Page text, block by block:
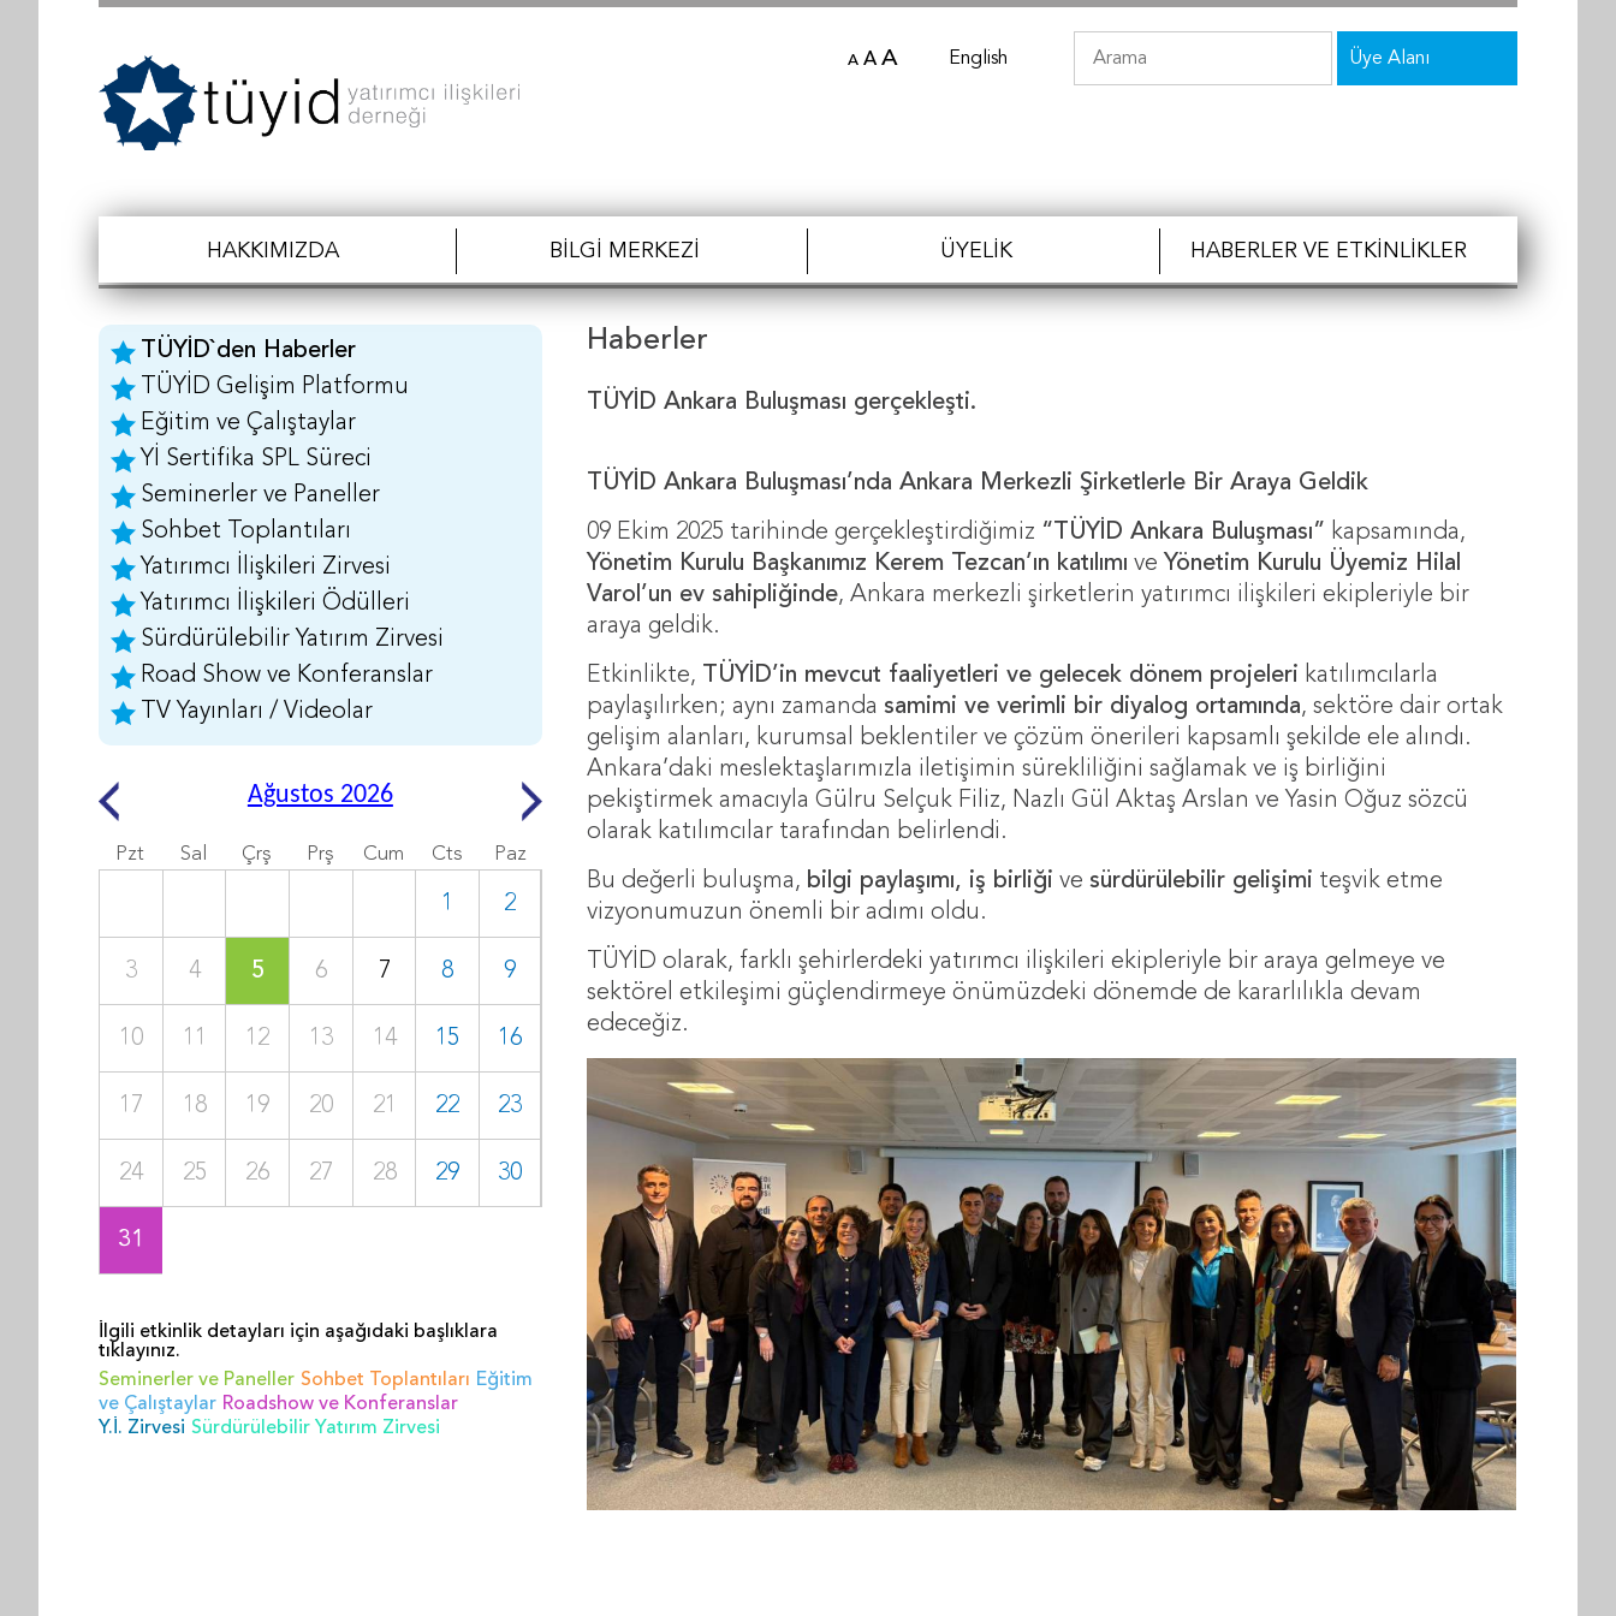
HAKKIMIZDA BILGI MERKEZI ÜYELIK HABERLER VE ETKINLIKLER
A A A English Üye Alanı
TÜYİD`den Haberler
TÜYİD Gelişim Platformu
Eğitim ve Çalıştaylar
Yİ Sertifika SPL Süreci
Seminerler ve Paneller
Sohbet Toplantıları
Yatırımcı İlişkileri Zirvesi
Yatırımcı İlişkileri Ödülleri
Sürdürülebilir Yatırım Zirvesi
Road Show ve Konferanslar
TV Yayınları / Videolar
Ağustos 2026
Pzt Sal Çrş Prş Cum Cts Paz
1 2
3 4 5 6 7 8 9
10 11 12 13 14 15 16
17 18 19 20 21 22 23
24 25 26 27 28 29 30
31
İlgili etkinlik detayları için aşağıdaki başlıklara
tıklayınız.
Seminerler ve Paneller Sohbet Toplantıları Eğitim
ve Çalıştaylar Roadshow ve Konferanslar
Y.İ. Zirvesi Sürdürülebilir Yatırım Zirvesi
Haberler
TÜYİD Ankara Buluşması gerçekleşti.
TÜYİD Ankara Buluşması’nda Ankara Merkezli Şirketlerle Bir Araya Geldik
09 Ekim 2025 tarihinde gerçekleştirdiğimiz “TÜYİD Ankara Buluşması” kapsamında,
Yönetim Kurulu Başkanımız Kerem Tezcan’ın katılımı ve Yönetim Kurulu Üyemiz Hilal
Varol’un ev sahipliğinde, Ankara merkezli şirketlerin yatırımcı ilişkileri ekipleriyle bir
araya geldik.
Etkinlikte, TÜYİD’in mevcut faaliyetleri ve gelecek dönem projeleri katılımcılarla
paylaşılırken; aynı zamanda samimi ve verimli bir diyalog ortamında, sektöre dair ortak
gelişim alanları, kurumsal beklentiler ve çözüm önerileri kapsamlı şekilde ele alındı.
Ankara’daki meslektaşlarımızla iletişimin sürekliliğini sağlamak ve iş birliğini
pekiştirmek amacıyla Gülru Selçuk Filiz, Nazlı Gül Aktaş Arslan ve Yasin Oğuz sözcü
olarak katılımcılar tarafından belirlendi.
Bu değerli buluşma, bilgi paylaşımı, iş birliği ve sürdürülebilir gelişimi teşvik etme
vizyonumuzun önemli bir adımı oldu.
TÜYİD olarak, farklı şehirlerdeki yatırımcı ilişkileri ekipleriyle bir araya gelmeye ve
sektörel etkileşimi güçlendirmeye önümüzdeki dönemde de kararlılıkla devam
edeceğiz.